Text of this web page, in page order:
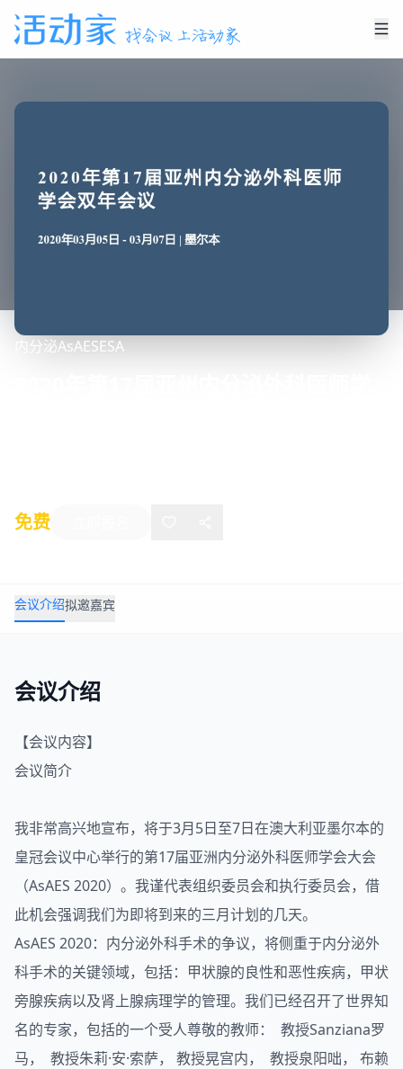
内分泌AsAESESA
免费
会议介绍拟邀嘉宾
会议介绍
【会议内容】
会议简介
我非常高兴地宣布，将于3月5日至7日在澳大利亚墨尔本的
皇冠会议中心举行的第17届亚洲内分泌外科医师学会大会
（AsAES 2020）。我谨代表组织委员会和执行委员会，借
此机会强调我们为即将到来的三月计划的几天。
AsAES 2020：内分泌外科手术的争议，将侧重于内分泌外
科手术的关键领域，包括：甲状腺的良性和恶性疾病，甲状
旁腺疾病以及肾上腺病理学的管理。我们已经召开了世界知
名的专家，包括的一个受人尊敬的教师： 教授Sanziana罗
马， 教授朱莉·安·索萨， 教授晃宫内， 教授泉阳咄， 布赖